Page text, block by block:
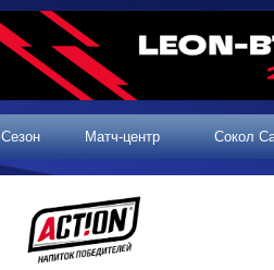
Сезон Матч-центр Сокол